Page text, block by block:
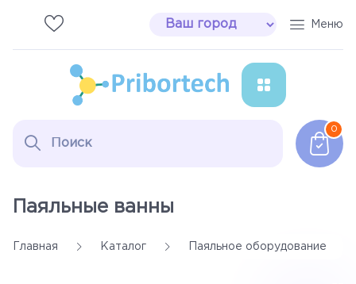
Меню
Паяльное оборудование
Сварочные аппараты
0
Паяльные ванны
Главная Каталог Паяльное оборудование